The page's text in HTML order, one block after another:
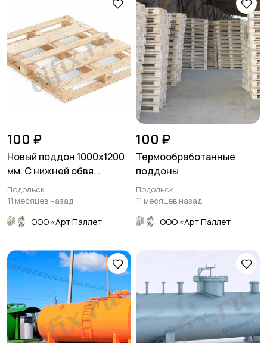
100 ₽
Новый поддон 1000х1200
мм. C нижней обвя...
Подольск
11 месяцев назад
ООО «Арт Паллет
100 ₽
Термообработанные
поддоны
Подольск
11 месяцев назад
ООО «Арт Паллет